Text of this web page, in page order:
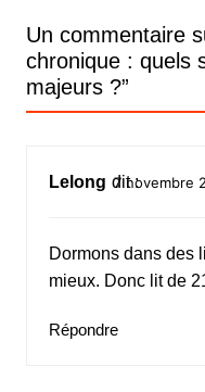
Un commentaire
chronique : quels
majeurs ?”
Lelong dit :
7 novembre
Dormons dans des
mieux. Donc lit de
Répondre